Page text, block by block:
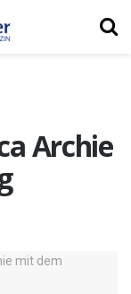
Archie